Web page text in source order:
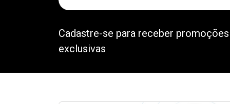
Cadastre-se para receber promoções
exclusivas